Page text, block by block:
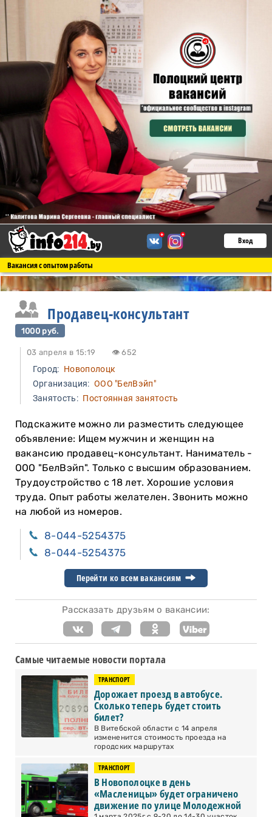
Вход
Вакансия с опытом работы
Продавец-консультант
1000 руб.
03 апреля в 15:19 👁 652
Город: Новополоцк
Организация: ООО "БелВэйп"
Занятость:Постоянная занятость
Подскажите можно ли разместить следующее
объявление: Ищем мужчин и женщин на
вакансию продавец-консультант. Наниматель -
ООО "БелВэйп". Только с высшим образованием.
Трудоустройство с 18 лет. Хорошие условия
труда. Опыт работы желателен. Звонить можно
на любой из номеров.
8-044-5254375
8-044-5254375
Перейти ко всем вакансиям
Рассказать друзьям о вакансии:
Самые читаемые новости портала
ТРАНСПОРТ
Дорожает проезд в автобусе.
Сколько теперь будет стоить
билет?
В Витебской области с 14 апреля
измененится стоимость проезда на
городских маршрутах
ТРАНСПОРТ
В Новополоцке в день
«Масленицы» будет ограничено
движение по улице Молодежной